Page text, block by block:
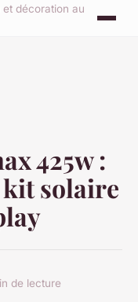
décoration au
425w :
solaire
de lecture